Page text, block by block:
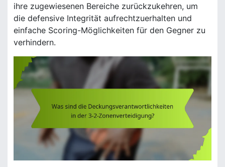
ihre zugewiesenen Bereiche zurückzukehren, um
die defensive Integrität aufrechtzuerhalten und
einfache Scoring-Möglichkeiten für den Gegner zu
verhindern.